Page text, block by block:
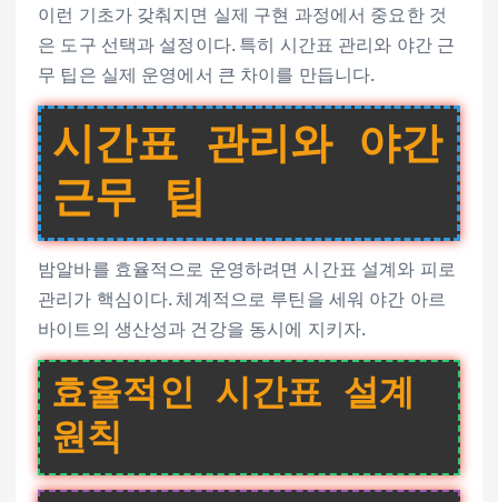
이런 기초가 갖춰지면 실제 구현 과정에서 중요한 것
은 도구 선택과 설정이다. 특히 시간표 관리와 야간 근
무 팁은 실제 운영에서 큰 차이를 만듭니다.
시간표 관리와 야간
근무 팁
밤알바를 효율적으로 운영하려면 시간표 설계와 피로
관리가 핵심이다. 체계적으로 루틴을 세워 야간 아르
바이트의 생산성과 건강을 동시에 지키자.
효율적인 시간표 설계
원칙